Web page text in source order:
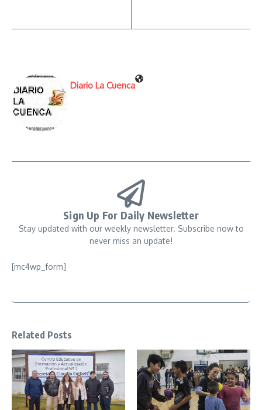
Diario La Cuenca
Sign Up For Daily Newsletter
Stay updated with our weekly newsletter. Subscribe now to
never miss an update!
[mc4wp_form]
Related Posts